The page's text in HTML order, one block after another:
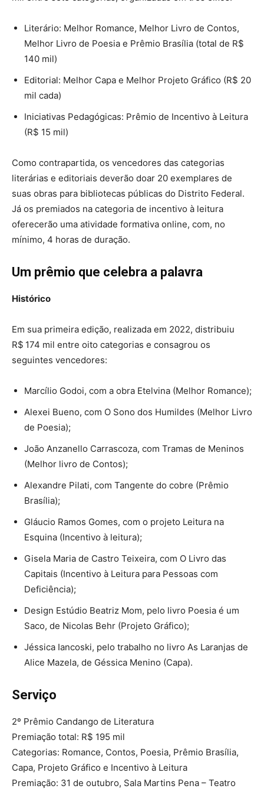
Literário: Melhor Romance, Melhor Livro de Contos,
Melhor Livro de Poesia e Prêmio Brasília (total de R$
140 mil)
Editorial: Melhor Capa e Melhor Projeto Gráfico (R$ 20
mil cada)
Iniciativas Pedagógicas: Prêmio de Incentivo à Leitura
(R$ 15 mil)
Como contrapartida, os vencedores das categorias
literárias e editoriais deverão doar 20 exemplares de
suas obras para bibliotecas públicas do Distrito Federal.
Já os premiados na categoria de incentivo à leitura
oferecerão uma atividade formativa online, com, no
mínimo, 4 horas de duração.
Um prêmio que celebra a palavra
Histórico
Em sua primeira edição, realizada em 2022, distribuiu
R$ 174 mil entre oito categorias e consagrou os
seguintes vencedores:
Marcílio Godoi, com a obra Etelvina (Melhor Romance);
Alexei Bueno, com O Sono dos Humildes (Melhor Livro
de Poesia);
João Anzanello Carrascoza, com Tramas de Meninos
(Melhor livro de Contos);
Alexandre Pilati, com Tangente do cobre (Prêmio
Brasília);
Gláucio Ramos Gomes, com o projeto Leitura na
Esquina (Incentivo à leitura);
Gisela Maria de Castro Teixeira, com O Livro das
Capitais (Incentivo à Leitura para Pessoas com
Deficiência);
Design Estúdio Beatriz Mom, pelo livro Poesia é um
Saco, de Nicolas Behr (Projeto Gráfico);
Jéssica Iancoski, pelo trabalho no livro As Laranjas de
Alice Mazela, de Géssica Menino (Capa).
Serviço
2º Prêmio Candango de Literatura
Premiação total: R$ 195 mil
Categorias: Romance, Contos, Poesia, Prêmio Brasília,
Capa, Projeto Gráfico e Incentivo à Leitura
Premiação: 31 de outubro, Sala Martins Pena – Teatro